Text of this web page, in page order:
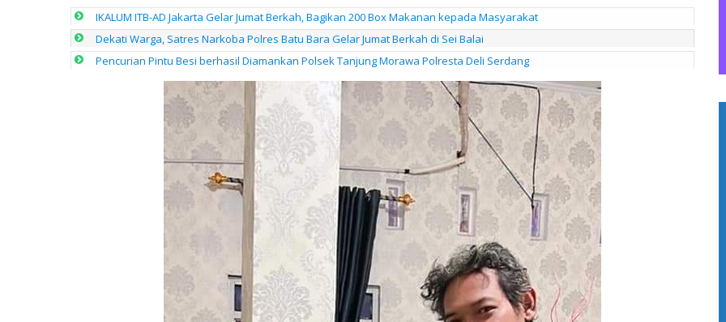
IKALUM ITB-AD Jakarta Gelar Jumat Berkah, Bagikan 200 Box Makanan kepada Masyarakat
Dekati Warga, Satres Narkoba Polres Batu Bara Gelar Jumat Berkah di Sei Balai
Pencurian Pintu Besi berhasil Diamankan Polsek Tanjung Morawa Polresta Deli Serdang